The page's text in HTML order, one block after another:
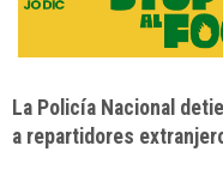
La Policía Nacional
a repartidores